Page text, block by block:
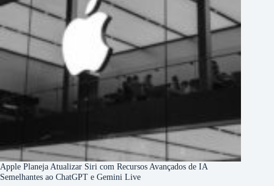
Apple Planeja Atualizar Siri com Recursos Avançados de IA
Semelhantes ao ChatGPT e Gemini Live